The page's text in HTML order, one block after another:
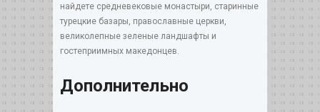
найдете средневековые монастыри, старинные
турецкие базары, православные церкви,
великолепные зеленые ландшафты и
гостеприимных македонцев.
Дополнительно